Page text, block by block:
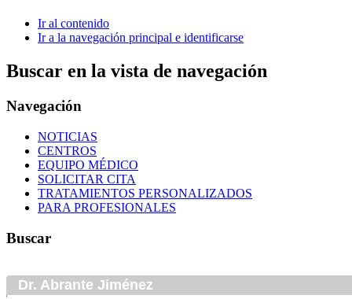
Ir al contenido
Ir a la navegación principal e identificarse
Buscar en la vista de navegación
Navegación
NOTICIAS
CENTROS
EQUIPO MÉDICO
SOLICITAR CITA
TRATAMIENTOS PERSONALIZADOS
PARA PROFESIONALES
Buscar
Dr. Abrante Jiménez